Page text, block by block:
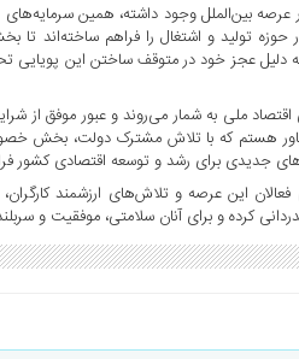
بین‌الملل وجود داشته، همین
حوزه تولید و اشتغال را فراهم ساخته‌اند
عجز خود در متوقف ساختن این پویایی
ملی به شمار می‌روند و عبور موفق از
باور هستم که با تلاش مشترک دولت، بخش
جدیدی برای رشد و توسعه اقتصادی کشور
این عرصه و تلاش‌های ارزشمند
کرده و برای آنان سلامتی، موفقیت و